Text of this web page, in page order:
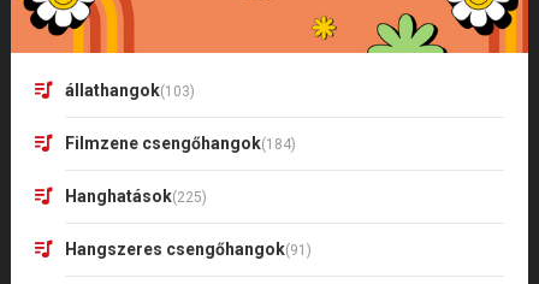
állathangok(103)
Filmzene csengőhangok(184)
Hanghatások(225)
Hangszeres csengőhangok(91)